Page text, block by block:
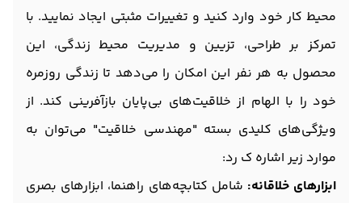
محیط کار خود وارد کنید و تغییرات مثبتی ایجاد نمایید. با
تمرکز بر طراحی، تزیین و مدیریت محیط زندگی، این
محصول به هر نفر این امکان را می‌دهد تا زندگی روزمره
خود را با الهام از خلاقیت‌های بی‌پایان بازآفرینی کند. از
ویژگی‌های کلیدی بسته "مهندسی خلاقیت" می‌توان به
موارد زیر اشاره ک رد:
ابزارهای خلاقانه: شامل کتابچه‌های راهنما، ابزارهای بصری